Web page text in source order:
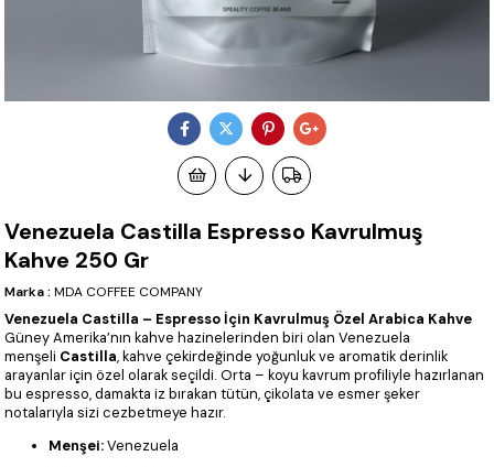
Venezuela Castilla Espresso Kavrulmuş
Kahve 250 Gr
Marka : MDA COFFEE COMPANY
Venezuela Castilla – Espresso İçin Kavrulmuş Özel Arabica Kahve
Güney Amerika’nın kahve hazinelerinden biri olan Venezuela
menşeli Castilla, kahve çekirdeğinde yoğunluk ve aromatik derinlik
arayanlar için özel olarak seçildi. Orta – koyu kavrum profiliyle hazırlanan
bu espresso, damakta iz bırakan tütün, çikolata ve esmer şeker
notalarıyla sizi cezbetmeye hazır.
Menşei:Venezuela